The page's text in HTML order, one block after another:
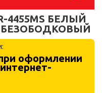
4455MS БЕЛЫЙ
БЕЗОБОДКОВЫЙ
оформлении